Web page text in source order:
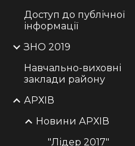
Доступ до публічної
інформації
ЗНО 2019
Навчальнo-виховні
заклади району
АРХІВ
Новини АРХІВ
"Лідер 2017"